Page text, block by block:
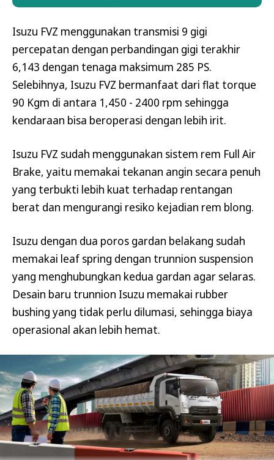
Isuzu FVZ menggunakan transmisi 9 gigi
percepatan dengan perbandingan gigi terakhir
6,143 dengan tenaga maksimum 285 PS.
Selebihnya, Isuzu FVZ bermanfaat dari flat torque
90 Kgm di antara 1,450 - 2400 rpm sehingga
kendaraan bisa beroperasi dengan lebih irit.
Isuzu FVZ sudah menggunakan sistem rem Full Air
Brake, yaitu memakai tekanan angin secara penuh
yang terbukti lebih kuat terhadap rentangan
berat dan mengurangi resiko kejadian rem blong.
Isuzu dengan dua poros gardan belakang sudah
memakai leaf spring dengan trunnion suspension
yang menghubungkan kedua gardan agar selaras.
Desain baru trunnion Isuzu memakai rubber
bushing yang tidak perlu dilumasi, sehingga biaya
operasional akan lebih hemat.